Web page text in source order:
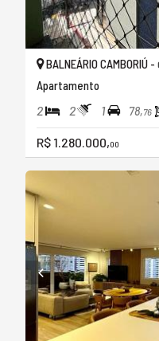
BALNEÁRIO CAMBORIÚ -
Apartamento
2 2 1 78,76
R$ 1.280.000,00